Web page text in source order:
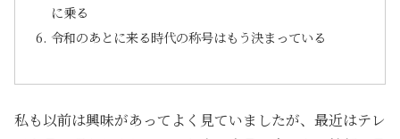
に乗る
令和のあとに来る時代の称号はもう決まっている
私も以前は興味があってよく見ていましたが、最近はテレ